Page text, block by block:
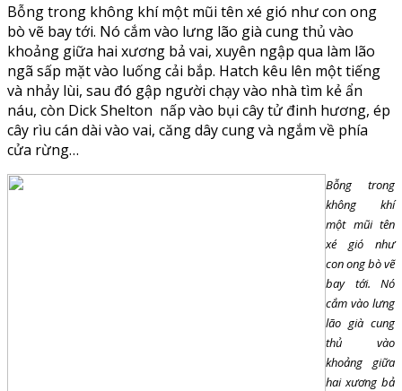
Bỗng trong không khí một mũi tên xé gió như con ong
bò vẽ bay tới. Nó cắm vào lưng lão già cung thủ vào
khoảng giữa hai xương bả vai, xuyên ngập qua làm lão
ngã sấp mặt vào luống cải bắp. Hatch kêu lên một tiếng
và nhảy lùi, sau đó gập người chạy vào nhà tìm kẻ ẩn
náu, còn Dick Shelton nấp vào bụi cây tử đinh hương, ép
cây rìu cán dài vào vai, căng dây cung và ngắm về phía
cửa rừng…
Bỗng trong
không khí
một mũi tên
xé gió như
con ong bò vẽ
bay tới. Nó
cắm vào lưng
lão già cung
thủ vào
khoảng giữa
hai xương bả